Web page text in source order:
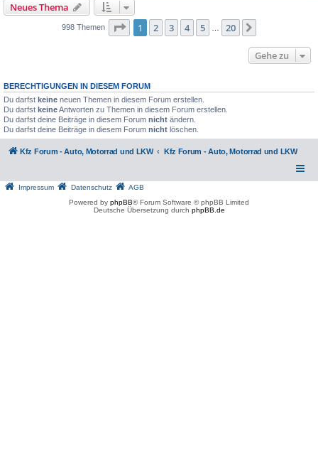
Neues Thema
998 Themen Seite 1von 20
1 2 3 4 5 20
Gehe zu
BERECHTIGUNGEN IN DIESEM FORUM
Du darfst keine neuen Themen in diesem Forum erstellen.
Du darfst keineAntworten zu Themen in diesem Forum erstellen.
Du darfst deine Beiträge in diesem Forum nicht ändern.
Du darfst deine Beiträge in diesem Forum nicht löschen.
Kfz Forum - Auto, Motorrad und LKW Kfz Forum - Auto, Motorrad und LKW
Impressum Datenschutz
AGB
Powered by phpBB® Forum Software © phpBB Limited
Deutsche Übersetzung durch phpBB.de